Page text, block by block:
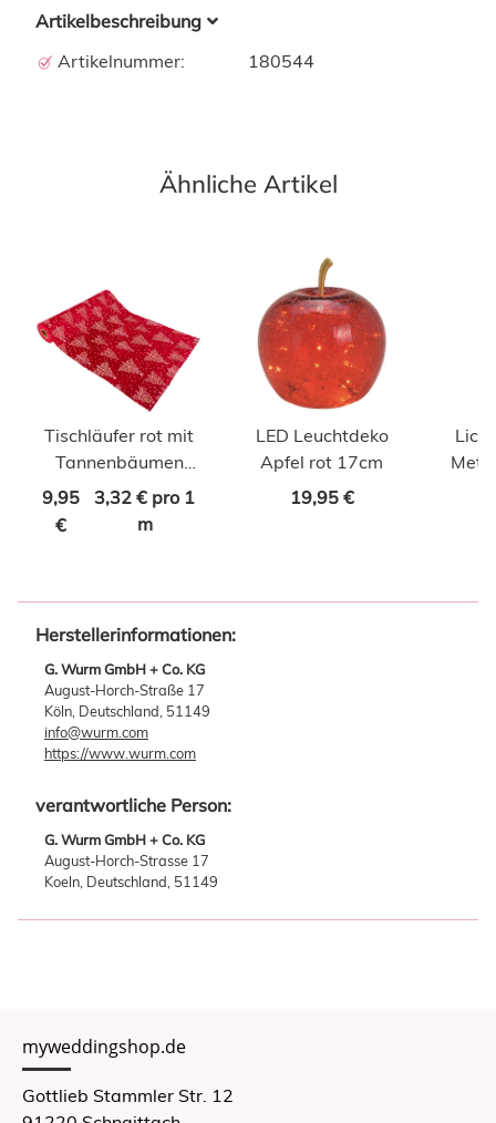
Artikelbeschreibung
Artikelnummer:
180544
Ähnliche Artikel
Tischläufer rot mit
Tannenbäumen
28cm x 3m
9,95
€
3,32 € pro 1
m
LED Leuchtdeko
Apfel rot 17cm
19,95 €
Herstellerinformationen:
G. Wurm GmbH + Co. KG
August-Horch-Straße 17
Köln, Deutschland, 51149
info@wurm.com
https://www.wurm.com
verantwortliche Person:
G. Wurm GmbH + Co. KG
August-Horch-Strasse 17
Koeln, Deutschland, 51149
myweddingshop.de
Gottlieb Stammler Str. 12